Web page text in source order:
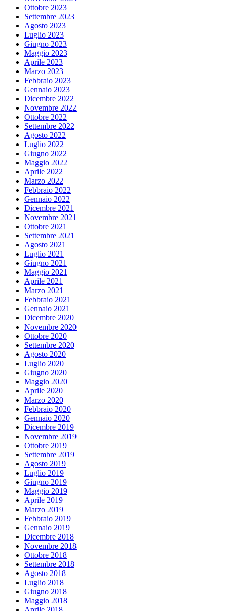
Ottobre 2023
Settembre 2023
Agosto 2023
Luglio 2023
Giugno 2023
Maggio 2023
Aprile 2023
Marzo 2023
Febbraio 2023
Gennaio 2023
Dicembre 2022
Novembre 2022
Ottobre 2022
Settembre 2022
Agosto 2022
Luglio 2022
Giugno 2022
Maggio 2022
Aprile 2022
Marzo 2022
Febbraio 2022
Gennaio 2022
Dicembre 2021
Novembre 2021
Ottobre 2021
Settembre 2021
Agosto 2021
Luglio 2021
Giugno 2021
Maggio 2021
Aprile 2021
Marzo 2021
Febbraio 2021
Gennaio 2021
Dicembre 2020
Novembre 2020
Ottobre 2020
Settembre 2020
Agosto 2020
Luglio 2020
Giugno 2020
Maggio 2020
Aprile 2020
Marzo 2020
Febbraio 2020
Gennaio 2020
Dicembre 2019
Novembre 2019
Ottobre 2019
Settembre 2019
Agosto 2019
Luglio 2019
Giugno 2019
Maggio 2019
Aprile 2019
Marzo 2019
Febbraio 2019
Gennaio 2019
Dicembre 2018
Novembre 2018
Ottobre 2018
Settembre 2018
Agosto 2018
Luglio 2018
Giugno 2018
Maggio 2018